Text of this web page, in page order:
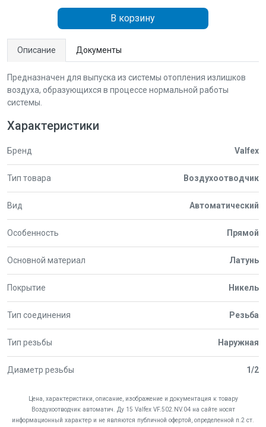
В корзину
Описание Документы
Предназначен для выпуска из системы отопления излишков
воздуха, образующихся в процессе нормальной работы
системы.
Характеристики
Бренд Valfex
Тип товара Воздухоотводчик
Вид Автоматический
Особенность Прямой
Основной материал Латунь
Покрытие Никель
Тип соединения Резьба
Тип резьбы Наружная
Диаметр резьбы 1/2
Цена, характеристики, описание, изображение и документация к товару
Воздухоотводчик автоматич. Ду 15 Valfex VF.502.NV.04 на сайте носят
информационный характер и не являются публичной офертой, определенной п.2 ст.